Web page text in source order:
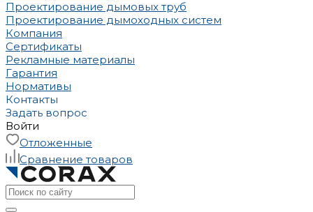
Проектирование дымовых труб
Проектирование дымоходных систем
Компания
Сертификаты
Рекламные материалы
Гарантия
Нормативы
Контакты
Задать вопрос
Войти
Отложенные
Сравнение товаров